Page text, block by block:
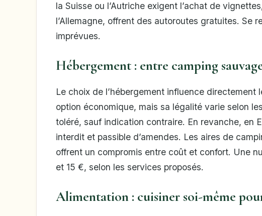
la Suisse ou l’Autriche exigent l’achat de
l’Allemagne, offrent des autoroutes gratuites. Se
imprévues.
Hébergement : entre camping
Le choix de l’hébergement influence
option économique, mais sa légalité varie selon
toléré, sauf indication contraire. En revanche, en
interdit et passible d’amendes. Les aires de
offrent un compromis entre coût et confort. Une
et 15 €, selon les services proposés.
Alimentation : cuisiner soi-même